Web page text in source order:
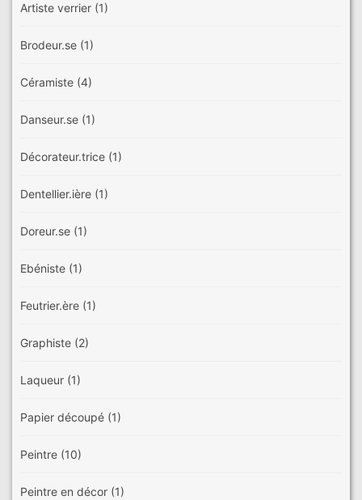
Artiste verrier (1)
Brodeur.se (1)
Céramiste (4)
Danseur.se (1)
Décorateur.trice (1)
Dentellier.ière (1)
Doreur.se (1)
Ebéniste (1)
Feutrier.ère (1)
Graphiste (2)
Laqueur (1)
Papier découpé (1)
Peintre (10)
Peintre en décor (1)